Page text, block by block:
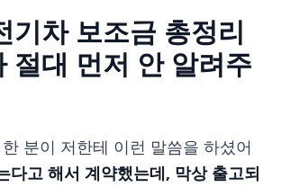
기차 보조금 총정리
대 먼저 안 알려주
분이 저한테 이런 말씀을 하셨어
다고 해서 계약했는데, 막상 출고되